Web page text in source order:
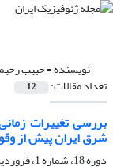
نویسنده =حبیب
تعداد مقالات: 12
بررسی تغییرات
شرق ایران پیش از وقوع
دوره 18، شماره 1، فروردین و اردیبهشت 1403، صفحه